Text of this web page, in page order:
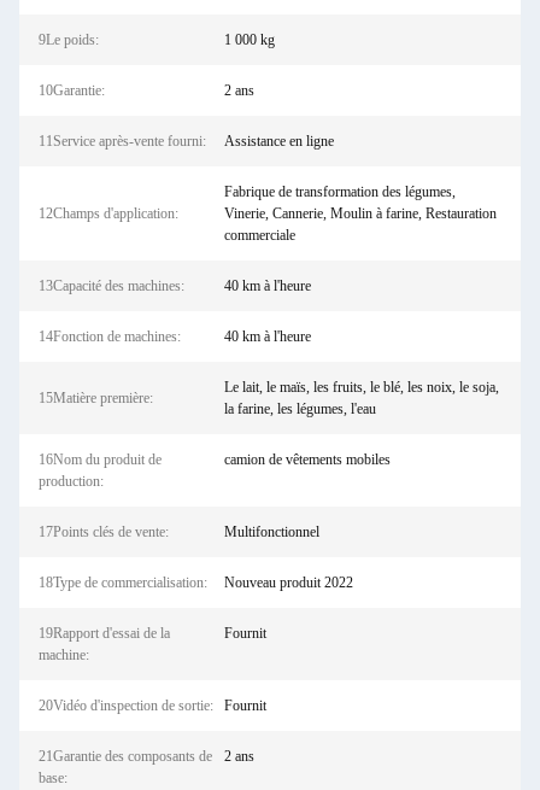
9Le poids: 1 000 kg
10Garantie: 2 ans
11Service après-vente fourni: Assistance en ligne
12Champs d'application:
Fabrique de transformation des légumes,
Vinerie, Cannerie, Moulin à farine, Restauration
commerciale
13Capacité des machines: 40 km à l'heure
14Fonction de machines: 40 km à l'heure
15Matière première:
Le lait, le maïs, les fruits, le blé, les noix, le soja,
la farine, les légumes, l'eau
16Nom du produit de
production:
camion de vêtements mobiles
17Points clés de vente: Multifonctionnel
18Type de commercialisation: Nouveau produit 2022
19Rapport d'essai de la
machine:
Fournit
20Vidéo d'inspection de sortie: Fournit
21Garantie des composants de
base:
2 ans